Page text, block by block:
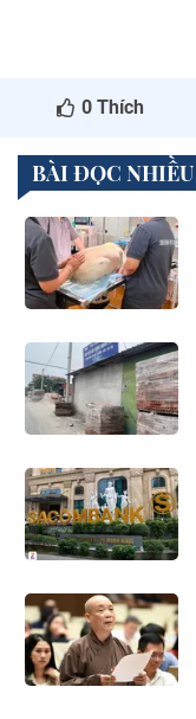
0 Thích
BÀI ĐỌC NHIỀU